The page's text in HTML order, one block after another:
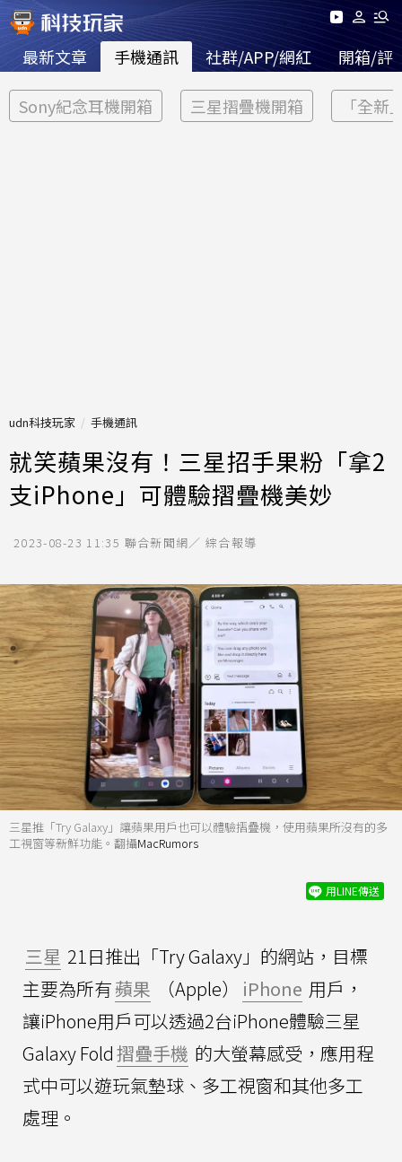
最新文章 手機通訊 社群/APP/網紅 開箱/評
Sony紀念耳機開箱 三星摺疊機開箱 「全新
udn科技玩家 手機通訊
就笑蘋果沒有！三星招手果粉「拿2
支iPhone」可體驗摺疊機美妙
2023-08-23 11:35 聯合新聞網／ 綜合報導
三星推「Try Galaxy」讓蘋果用戶也可以體驗摺疊機，使用蘋果所沒有的多
工視窗等新鮮功能。翻攝MacRumors
用LINE傳送
三星 21日推出「Try Galaxy」的網站，目標
主要為所有蘋果 （Apple） iPhone 用戶，
讓iPhone用戶可以透過2台iPhone體驗三星
Galaxy Fold摺疊手機 的大螢幕感受，應用程
式中可以遊玩氣墊球、多工視窗和其他多工
處理。